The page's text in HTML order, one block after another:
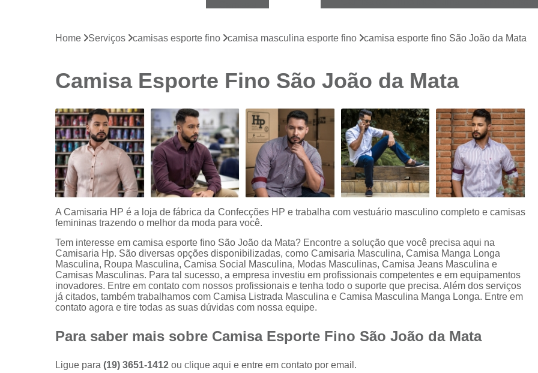
Camisas
branca
preço
Camisas
sociais
listradas
Camisas
sociais
curta
Camisas
sociais
manga
longa
Camisas
sociais
masculinas
Camisas
sociais
preço
Camisa Masculina
Camisa Masculina
Camisa Branca Plus Size
Camisa Social Branca Plus Size
Camisa Social Plus Size
Camisa Xadrez Masculina Plus Size
Camisa Masculina Manga Curta Slim Fit
Camisa Slim Fit
Camisa
Camisa Social Slim Fit Masculina
Camisa
Camisa Branca Slim Masculina
Camisa Jeans Slim Masculina
Home Serviços camisas esporte fino camisa masculina esporte fino camisa esporte fino São João da Mata
Camisa Esporte Fino São João da Mata
A Camisaria HP é a loja de fábrica da Confecções HP e trabalha com vestuário masculino completo e camisas
femininas trazendo o melhor da moda para você.
Tem interesse em camisa esporte fino São João da Mata? Encontre a solução que você precisa aqui na
Camisaria Hp. São diversas opções disponibilizadas, como Camisaria Masculina, Camisa Manga Longa
Masculina, Roupa Masculina, Camisa Social Masculina, Modas Masculinas, Camisa Jeans Masculina e
Camisas Masculinas. Para tal sucesso, a empresa investiu em profissionais competentes e em equipamentos
inovadores. Entre em contato com nossos profissionais e tenha todo o suporte que precisa. Além dos serviços
já citados, também trabalhamos com Camisa Listrada Masculina e Camisa Masculina Manga Longa. Entre em
contato agora e tire todas as suas dúvidas com nossa equipe.
Para saber mais sobre Camisa Esporte Fino São João da Mata
Ligue para (19) 3651-1412 ou clique aqui e entre em contato por email.